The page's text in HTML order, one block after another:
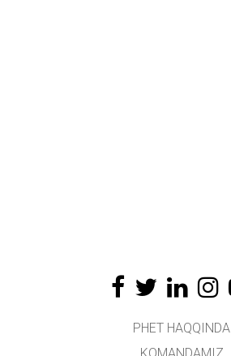
PHET HAQQINDA